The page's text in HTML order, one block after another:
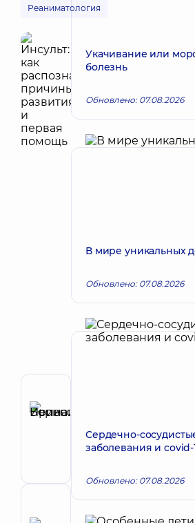
Реаниматология
Ирина
Борисовна
Укачивание или
болезнь
Обновлено: 07.08.2026
В мире уникальных
Обновлено: 07.08.2026
Сердечно-
заболевания и covid-
Обновлено: 07.08.2026